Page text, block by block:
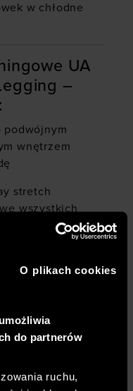
O plikach cookies
do partnerów
ruchu,
w chłodne
UA
–
podwójnym
wnętrzem
stretch
wszystkich
73 cm